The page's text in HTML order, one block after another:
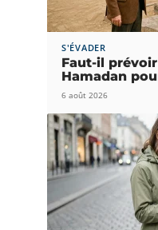
S'ÉVADER
Faut-il
Hamadan
6 août 2026